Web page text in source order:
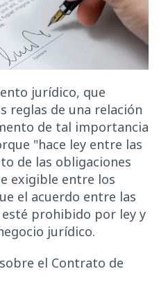
jurídico, que
reglas de una relación
de tal importancia
"hace ley entre las
de las obligaciones
exigible entre los
el acuerdo entre las
prohibido por ley y
jurídico.
sobre el Contrato de